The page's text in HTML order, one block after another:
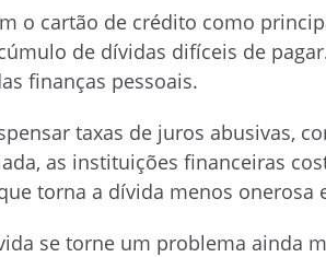
o cartão de crédito como
de dívidas difíceis de
finanças pessoais.
taxas de juros abusivas,
as instituições financeiras
torna a dívida menos onerosa
se torne um problema ainda